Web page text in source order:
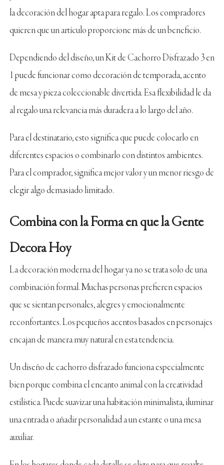
la decoración del hogar apta para regalo. Los compradores
quieren que un artículo proporcione más de un beneficio.
Dependiendo del diseño, un Kit de Cachorro Disfrazado 3 en
1 puede funcionar como decoración de temporada, acento
de mesa y pieza coleccionable divertida. Esa flexibilidad le da
al regalo una relevancia más duradera a lo largo del año.
Para el destinatario, esto significa que puede colocarlo en
diferentes espacios o combinarlo con distintos ambientes.
Para el comprador, significa mejor valor y un menor riesgo de
elegir algo demasiado limitado.
Combina con la Forma en que la Gente
Decora Hoy
La decoración moderna del hogar ya no se trata solo de una
combinación formal. Muchas personas prefieren espacios
que se sientan personales, alegres y emocionalmente
reconfortantes. Los pequeños acentos basados en personajes
encajan de manera muy natural en esta tendencia.
Un diseño de cachorro disfrazado funciona especialmente
bien porque combina el encanto animal con la creatividad
estilística. Puede suavizar una habitación minimalista, iluminar
una entrada o añadir personalidad a un estante o una mesa
auxiliar.